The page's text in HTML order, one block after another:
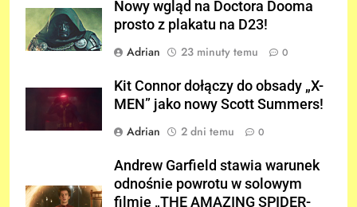
Nowy wgląd na Doctora Dooma
prosto z plakatu na D23!
Adrian
23 minuty temu 0
Kit Connor dołączy do obsady „X-
MEN” jako nowy Scott Summers!
Adrian
2 dni temu 0
Andrew Garfield stawia warunek
odnośnie powrotu w solowym
filmie „THE AMAZING SPIDER-